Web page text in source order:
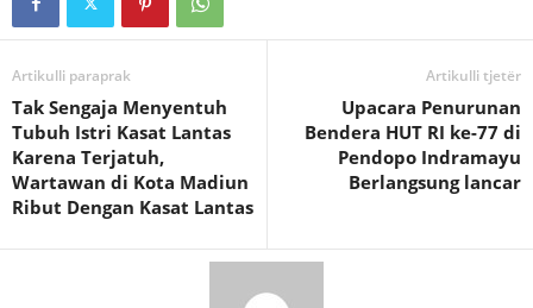
Artikulli paraprak
Tak Sengaja Menyentuh
Tubuh Istri Kasat Lantas
Karena Terjatuh,
Wartawan di Kota Madiun
Ribut Dengan Kasat Lantas
Artikulli tjetër
Upacara Penurunan
Bendera HUT RI ke-77 di
Pendopo Indramayu
Berlangsung lancar